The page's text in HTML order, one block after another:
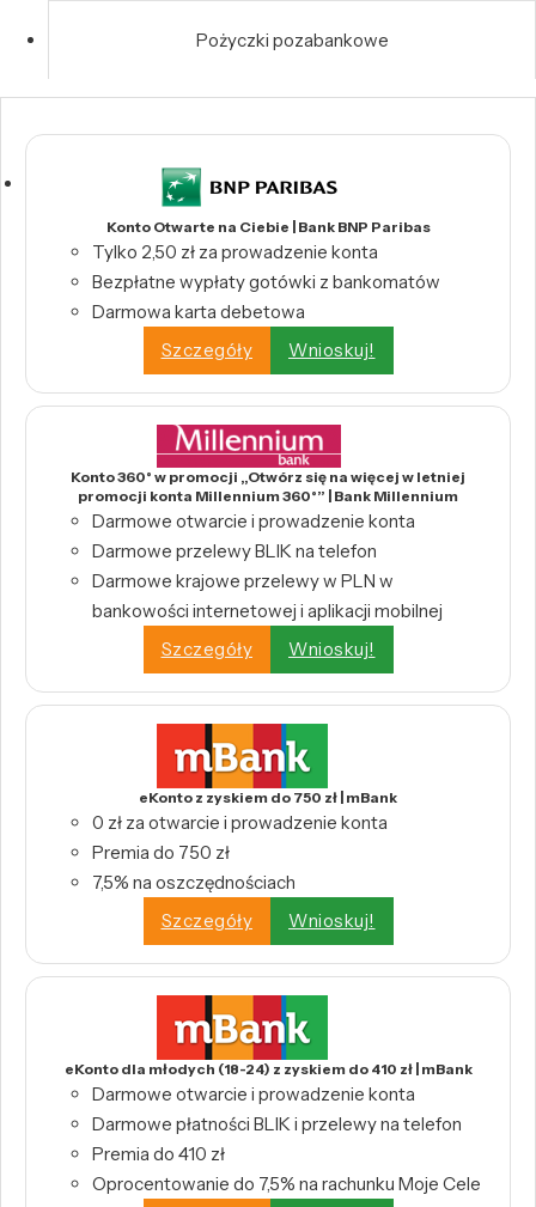
Pożyczki pozabankowe
Konto Otwarte na Ciebie | Bank BNP Paribas
Tylko 2,50 zł za prowadzenie konta
Bezpłatne wypłaty gotówki z bankomatów
Darmowa karta debetowa
Szczegóły
Wnioskuj!
Konto 360° w promocji „Otwórz się na więcej w letniej
promocji konta Millennium 360°” | Bank Millennium
Darmowe otwarcie i prowadzenie konta
Darmowe przelewy BLIK na telefon
Darmowe krajowe przelewy w PLN w
bankowości internetowej i aplikacji mobilnej
Szczegóły
Wnioskuj!
eKonto z zyskiem do 750 zł | mBank
0 zł za otwarcie i prowadzenie konta
Premia do 750 zł
7,5% na oszczędnościach
Szczegóły
Wnioskuj!
eKonto dla młodych (18-24) z zyskiem do 410 zł | mBank
Darmowe otwarcie i prowadzenie konta
Darmowe płatności BLIK i przelewy na telefon
Premia do 410 zł
Oprocentowanie do 7,5% na rachunku Moje Cele